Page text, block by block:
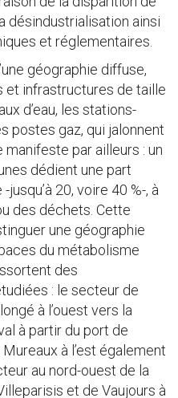
désindustrialisation ainsi
et réglementaires.
géographie diffuse,
et infrastructures de taille
d’eau, les stations-
postes gaz, qui jalonnent
manifeste par ailleurs : un
dédient une part
20, voire 40 %-, à
des déchets. Cette
une géographie
du métabolisme
des
: le secteur de
à l’ouest vers la
à partir du port de
Mureaux à l’est également
au nord-ouest de la
et de Vaujours à